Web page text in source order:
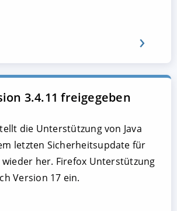
3.4.11 freigegeben
die Unterstützung von Java
letzten Sicherheitsupdate für
wieder her. Firefox Unterstützung
Version 17 ein.